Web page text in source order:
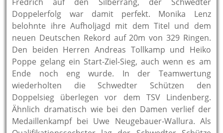
Doppelerfolg war damit perfekt. Monika Lenz
belohnte ihre Aufholjagd mit dem Titel und dem
neuen Deutschen Rekord auf 20m von 329 Ringen.
Den beiden Herren Andreas Tollkamp und Heiko
Poppe gelang ein Start-Ziel-Sieg, auch wenn es am
Ende noch eng wurde. In der Teamwertung
wiederholten die Schwedter Schützen den
Doppelsieg überlegen vor dem TSV Lindenberg.
Ähnlich dramatisch wie bei den Damen verlief der
Medaillenkampf bei Uwe Neugebauer-Wallura. Als